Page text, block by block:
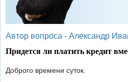
Автор вопроса - Александр
Придется ли платить кредит
Доброго времени суток.